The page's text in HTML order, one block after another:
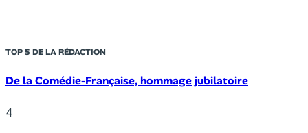
TOP 5 DE LA RÉDACTION
De la Comédie-Française, hommage jubilatoire
4